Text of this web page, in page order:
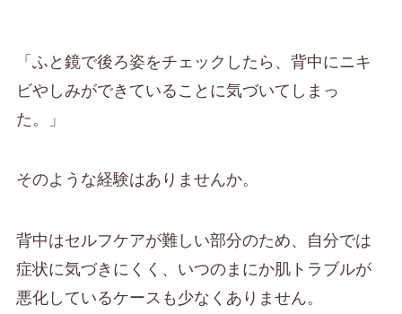
「ふと鏡で後ろ姿をチェックしたら、背中にニキ
ビやしみができていることに気づいてしまっ
た。」
そのような経験はありませんか。
背中はセルフケアが難しい部分のため、自分では
症状に気づきにくく、いつのまにか肌トラブルが
悪化しているケースも少なくありません。